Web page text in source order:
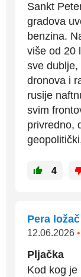
Sankt
gradova
benzina.
više od 20
sve dublje,
dronova i
rusije
svim
privredno,
4
Pera ložač
12.06.2026 •
Pljačka
Kod kog je